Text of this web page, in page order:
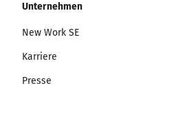
Unternehmen
New Work SE
Karriere
Presse